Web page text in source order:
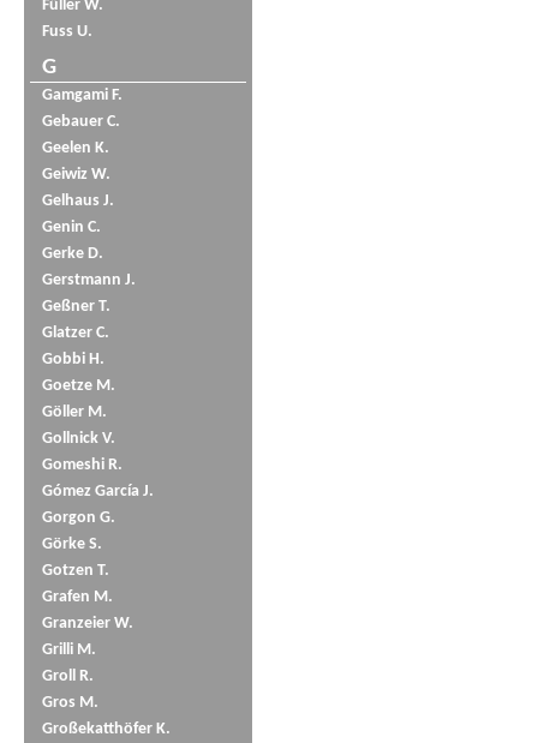
Füller W.
Fuss U.
G
Gamgami F.
Gebauer C.
Geelen K.
Geiwiz W.
Gelhaus J.
Genin C.
Gerke D.
Gerstmann J.
Geßner T.
Glatzer C.
Gobbi H.
Goetze M.
Göller M.
Gollnick V.
Gomeshi R.
Gómez García J.
Gorgon G.
Görke S.
Gotzen T.
Grafen M.
Granzeier W.
Grilli M.
Groll R.
Gros M.
Großekatthöfer K.